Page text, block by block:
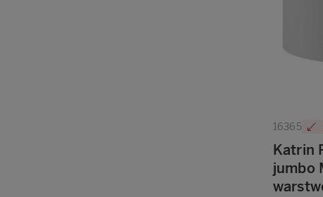
16365
Katrin
jumbo